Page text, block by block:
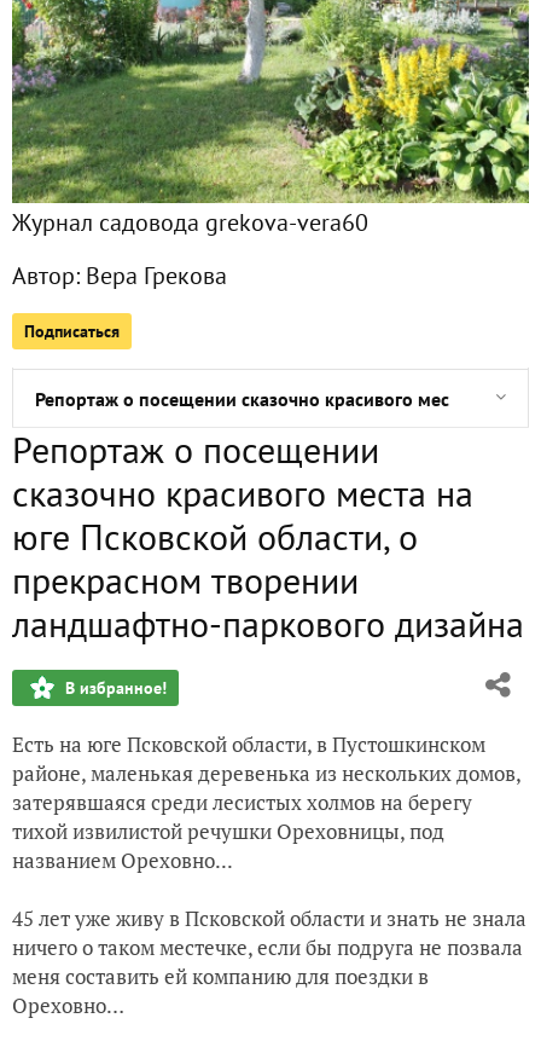
Журнал садовода grekova-vera60
Автор: Вера Грекова
Подписаться
Приз доставлен и вручен!
Мечты сбываются, или Как я получила свой выигрыш
Проснулся утром сад весь мокрый от дождя...
Приз за победу в номинации "Сорт для сада"
Мой приз получен!
Репортаж о посещении сказочно красивого места на
Еще один подарок от Seedspost получен!
Про посылку от Беккер
А вот и мой подарочек подоспел!
О сотворении сада мечты
Какой подарочек!!!
Репортаж о посещении
сказочно красивого места на
юге Псковской области, о
прекрасном творении
ландшафтно-паркового дизайна
В избранное!
Есть на юге Псковской области, в Пустошкинском
районе, маленькая деревенька из нескольких домов,
затерявшаяся среди лесистых холмов на берегу
тихой извилистой речушки Ореховницы, под
названием Ореховно...
45 лет уже живу в Псковской области и знать не знала
ничего о таком местечке, если бы подруга не позвала
меня составить ей компанию для поездки в
Ореховно…